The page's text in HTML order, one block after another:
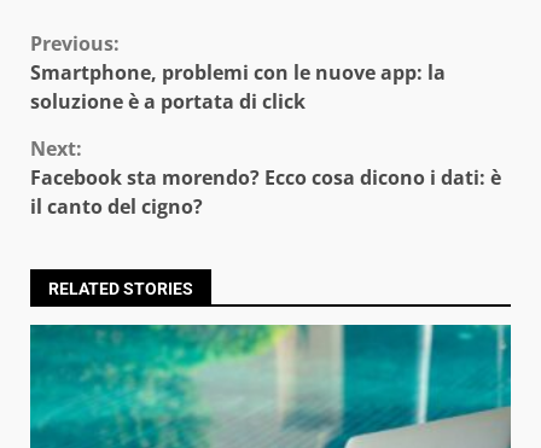
Continue
Reading
Previous:
Smartphone, problemi con le nuove app: la
soluzione è a portata di click
Next:
Facebook sta morendo? Ecco cosa dicono i dati: è
il canto del cigno?
RELATED STORIES